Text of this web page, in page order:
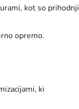
kot so prihodnji
opremo.
ki